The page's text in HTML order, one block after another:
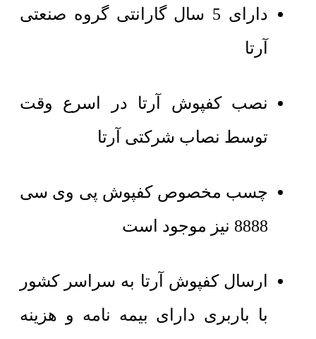
دارای 5 سال گارانتی گروه صنعتی
آرتا
نصب کفپوش آرتا در اسرع وقت
توسط نصاب شرکتی آرتا
چسب مخصوص کفپوش پی وی سی
8888 نیز موجود است
ارسال کفپوش آرتا به سراسر کشور
با باربری دارای بیمه نامه و هزینه